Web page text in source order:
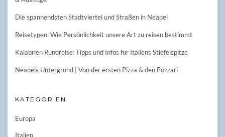
Die spannendsten Stadtviertel und Straßen in Neapel
Reisetypen: Wie Persönlichkeit unsere Art zu reisen bestimmt
Kalabrien Rundreise: Tipps und Infos für Italiens Stiefelspitze
Neapels Untergrund | Von der ersten Pizza & den Pozzari
KATEGORIEN
Europa
Italien